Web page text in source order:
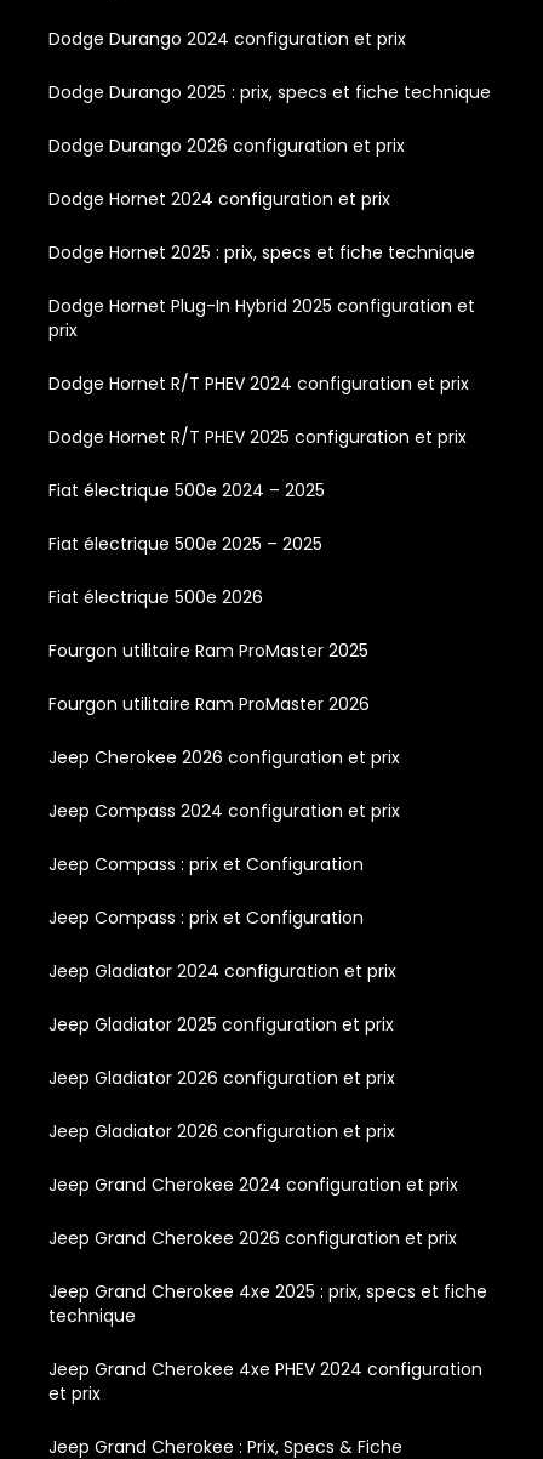
Dodge Durango 2024 configuration et prix
Dodge Durango 2025 : prix, specs et fiche technique
Dodge Durango 2026 configuration et prix
Dodge Hornet 2024 configuration et prix
Dodge Hornet 2025 : prix, specs et fiche technique
Dodge Hornet Plug-In Hybrid 2025 configuration et
prix
Dodge Hornet R/T PHEV 2024 configuration et prix
Dodge Hornet R/T PHEV 2025 configuration et prix
Fiat électrique 500e 2024 – 2025
Fiat électrique 500e 2025 – 2025
Fiat électrique 500e 2026
Fourgon utilitaire Ram ProMaster 2025
Fourgon utilitaire Ram ProMaster 2026
Jeep Cherokee 2026 configuration et prix
Jeep Compass 2024 configuration et prix
Jeep Compass : prix et Configuration
Jeep Compass : prix et Configuration
Jeep Gladiator 2024 configuration et prix
Jeep Gladiator 2025 configuration et prix
Jeep Gladiator 2026 configuration et prix
Jeep Gladiator 2026 configuration et prix
Jeep Grand Cherokee 2024 configuration et prix
Jeep Grand Cherokee 2026 configuration et prix
Jeep Grand Cherokee 4xe 2025 : prix, specs et fiche
technique
Jeep Grand Cherokee 4xe PHEV 2024 configuration
et prix
Jeep Grand Cherokee : Prix, Specs & Fiche